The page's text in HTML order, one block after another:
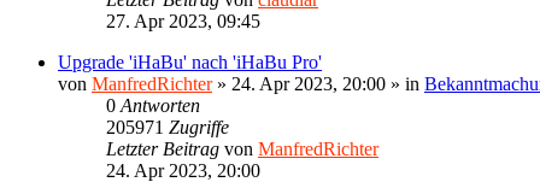
27. Apr 2023, 09:45
Upgrade 'iHaBu' nach 'iHaBu Pro'
von ManfredRichter» 24. Apr 2023, 20:00 » in
0 Antworten
205971 Zugriffe
Letzter Beitrag von ManfredRichter
24. Apr 2023, 20:00